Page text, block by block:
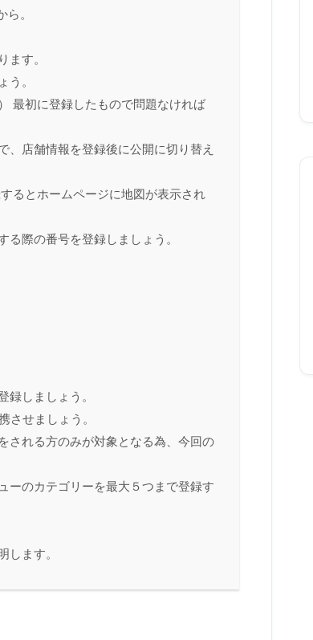
。
す。
う。
最初に登録したもので問題なければ
店舗情報を登録後に公開に切り替え
るとホームページに地図が表示され
際の番号を登録しましょう。
しましょう。
せましょう。
れる方のみが対象となる為、今回の
のカテゴリーを最大５つまで登録す
します。